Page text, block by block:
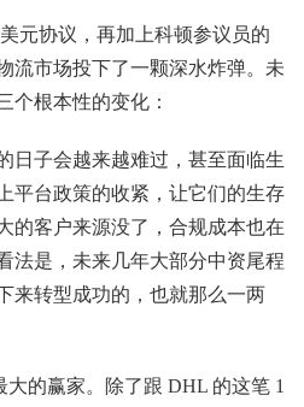
元协议，再加上科顿参议员的
流市场投下了一颗深水炸弹。未
个根本性的变化：
日子会越来越难过，甚至面临生
平台政策的收紧，让它们的生存
的客户来源没了，合规成本也在
法是，未来几年大部分中资尾程
来转型成功的，也就那么一两
大的赢家。除了跟 DHL 的这笔 1